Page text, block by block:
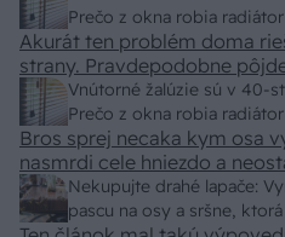
Prečo z okna robia
Vnútorné žalúzie sú v 40-
Prečo z okna robia
Akurát ten problém doma
strany. Pravdepodobne
tienenia na spôsob markízy
predajcovia idú okolo 100
Nekupujte drahé lapače:
pascu na osy a sršne,
Bros sprej necaka kym osa
nasmrdi cele hniezdo a
pasca naucinke moc